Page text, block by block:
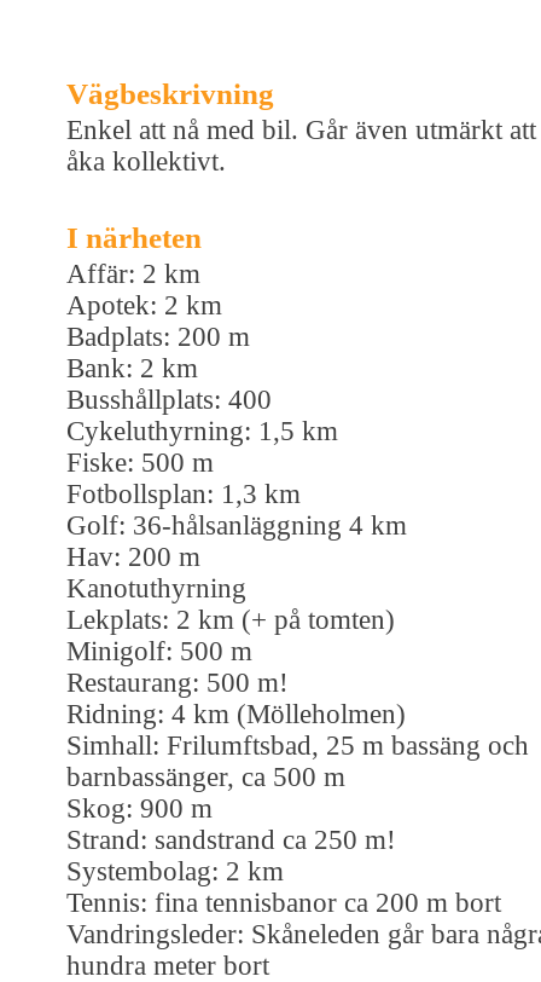
Vägbeskrivning
Enkel att nå med bil. Går även utmärkt att
åka kollektivt.
I närheten
Affär: 2 km
Apotek: 2 km
Badplats: 200 m
Bank: 2 km
Busshållplats: 400
Cykeluthyrning: 1,5 km
Fiske: 500 m
Fotbollsplan: 1,3 km
Golf: 36-hålsanläggning 4 km
Hav: 200 m
Kanotuthyrning
Lekplats: 2 km (+ på tomten)
Minigolf: 500 m
Restaurang: 500 m!
Ridning: 4 km (Mölleholmen)
Simhall: Frilumftsbad, 25 m bassäng och
barnbassänger, ca 500 m
Skog: 900 m
Strand: sandstrand ca 250 m!
Systembolag: 2 km
Tennis: fina tennisbanor ca 200 m bort
Vandringsleder: Skåneleden går bara
hundra meter bort